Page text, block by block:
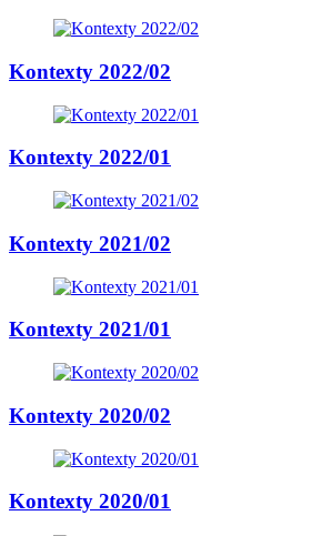
Kontexty 2022/02
Kontexty 2022/01
Kontexty 2021/02
Kontexty 2021/01
Kontexty 2020/02
Kontexty 2020/01